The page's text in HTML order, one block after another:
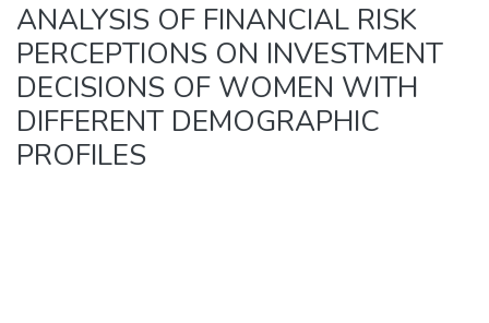
ANALYSIS OF FINANCIAL RISK
PERCEPTIONS ON INVESTMENT
DECISIONS OF WOMEN WITH
DIFFERENT DEMOGRAPHIC
PROFILES